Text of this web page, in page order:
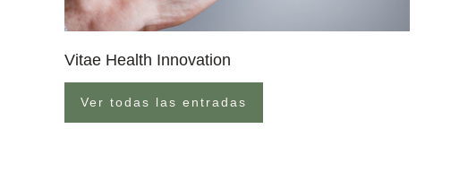
Vitae Health Innovation
Ver todas las entradas